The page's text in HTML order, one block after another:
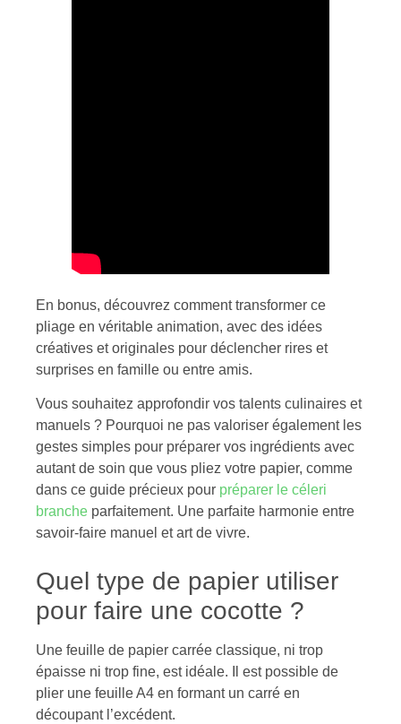
En bonus, découvrez comment transformer ce
pliage en véritable animation, avec des idées
créatives et originales pour déclencher rires et
surprises en famille ou entre amis.
Vous souhaitez approfondir vos talents culinaires et
manuels ? Pourquoi ne pas valoriser également les
gestes simples pour préparer vos ingrédients avec
autant de soin que vous pliez votre papier, comme
dans ce guide précieux pour préparer le céleri
branche parfaitement. Une parfaite harmonie entre
savoir-faire manuel et art de vivre.
Quel type de papier utiliser
pour faire une cocotte ?
Une feuille de papier carrée classique, ni trop
épaisse ni trop fine, est idéale. Il est possible de
plier une feuille A4 en formant un carré en
découpant l’excédent.